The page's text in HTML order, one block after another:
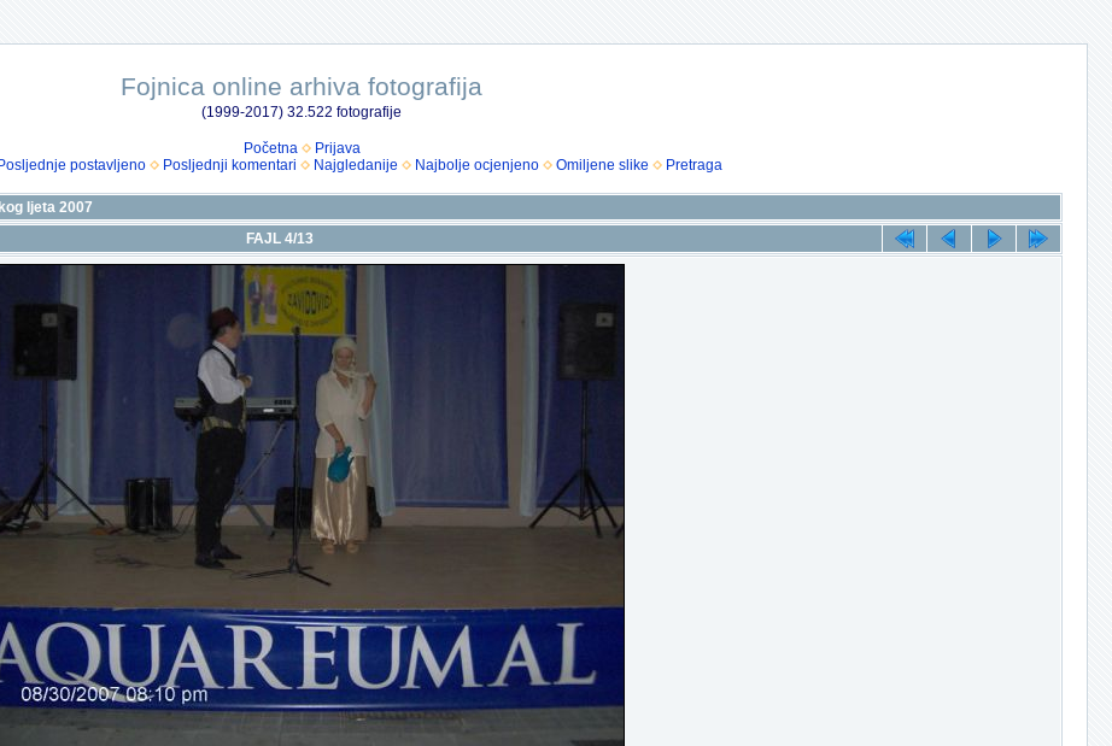
Fojnica online arhiva fotografija
(1999-2017) 32.522 fotografije
Početna
Prijava
Posljednje postavljeno Posljednji komentari Najgledanije Najbolje ocjenjeno Omiljene slike Pretraga
ljeta 2007
FAJL 4/13